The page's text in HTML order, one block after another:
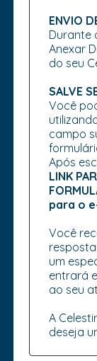
ENVIO
Durante
Anexar
do seu
SALVE
Você
campo
Após
LINK
para o
Você
um
entrará
ao seu
A
deseja